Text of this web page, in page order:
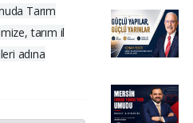
Tarım
tarım il
adına